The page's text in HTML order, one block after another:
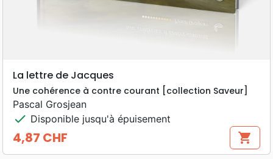
La lettre de Jacques
Une cohérence à contre courant [collection Saveur]
Pascal Grosjean
check Disponible jusqu'à épuisement
Prix
4,87 CHF shopping_cart